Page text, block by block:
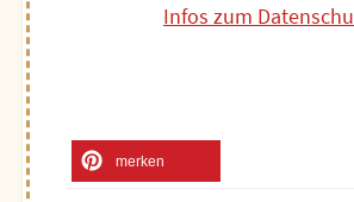
Infos zum
merken